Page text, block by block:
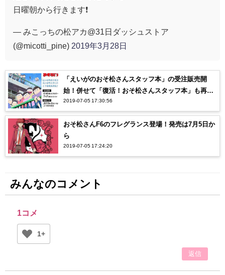
日曜朝から行きます❗
— みこっちの松アカ@31日ダッシュストア
(@micotti_pine) 2019年3月28日
「えいがのおそ松さんスタッフ本」の受注販売開
始！併せて「復活！おそ松さんスタッフ本」も再
販！
2019-07-05 17:30:56
おそ松さんF6のフレグランス登場！発売は7月5日か
ら
2019-07-05 17:24:20
みんなのコメント
1コメ
1+
返信